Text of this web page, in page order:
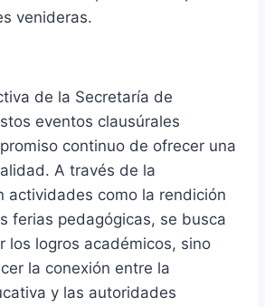
venideras.
de la Secretaría de
eventos clausúrales
continuo de ofrecer una
A través de la
actividades como la rendición
ferias pedagógicas, se busca
los logros académicos, sino
la conexión entre la
y las autoridades